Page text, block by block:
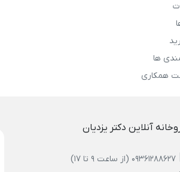
ها
همکاری
آنلاین دکتر یزدیان
09361288627 (از ساعت 9 تا 17)